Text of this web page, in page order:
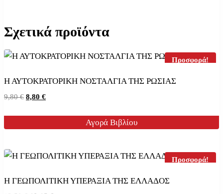
Σχετικά προϊόντα
Προσφορά!
Η ΑΥΤΟΚΡΑΤΟΡΙΚΗ ΝΟΣΤΑΛΓΙΑ ΤΗΣ ΡΩΣΙΑΣ
9,80€ Original
9,80 €.
8,80 €Η
είναι:
Αγορά Βιβλίου
Προσφορά!
Η ΓΕΩΠΟΛΙΤΙΚΗ ΥΠΕΡΑΞΙΑ ΤΗΣ ΕΛΛΑΔΟΣ